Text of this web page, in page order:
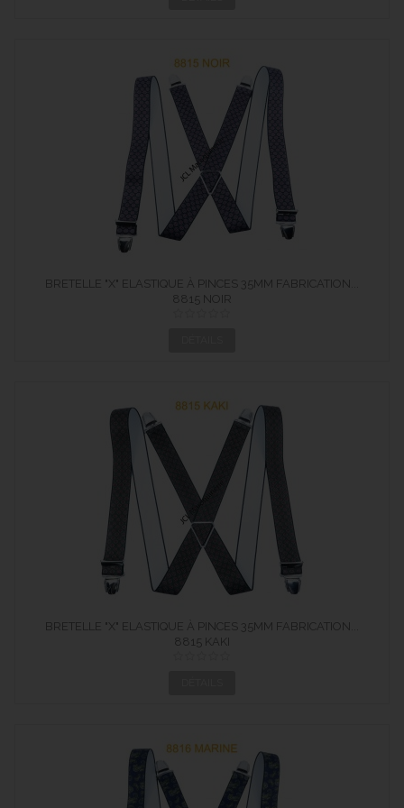
BRETELLE "X" ELASTIQUE À PINCES 35MM FABRICATION...
8815 NOIR
BRETELLE "X" ELASTIQUE À PINCES 35MM FABRICATION...
8815 KAKI